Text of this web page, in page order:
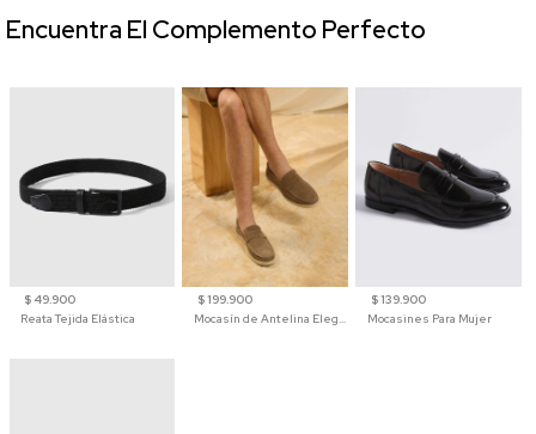
$ 49.900
Reata Tejida Elástica
$ 199.900
Mocasín de Antelina Elegante con Suela de Contraste Para Hombre
$ 139.900
Mocasines Para Mujer
Encuentra El Complemento Perfecto